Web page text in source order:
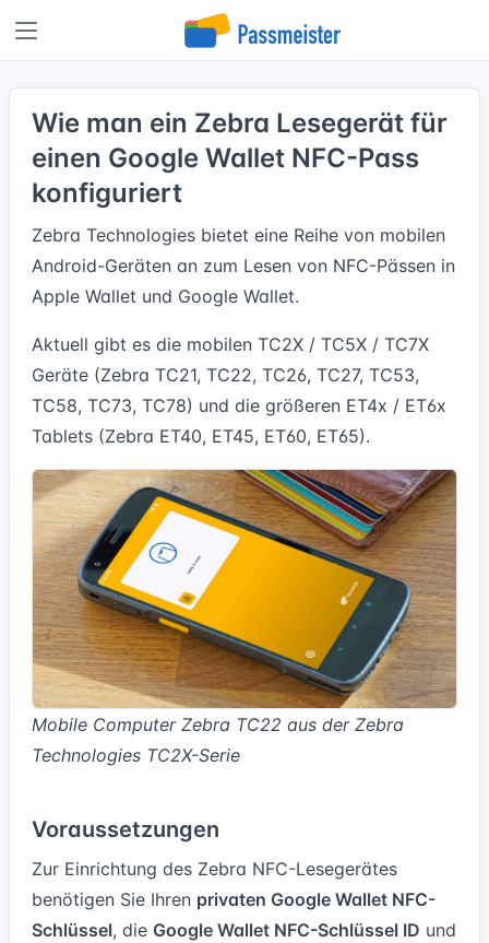
Wie man ein Zebra Lesegerät für
einen Google Wallet NFC-Pass
konfiguriert
Zebra Technologies bietet eine Reihe von mobilen
Android-Geräten an zum Lesen von NFC-Pässen in
Apple Wallet und Google Wallet.
Aktuell gibt es die mobilen TC2X / TC5X / TC7X
Geräte (Zebra TC21, TC22, TC26, TC27, TC53,
TC58, TC73, TC78) und die größeren ET4x / ET6x
Tablets (Zebra ET40, ET45, ET60, ET65).
Mobile Computer Zebra TC22 aus der Zebra
Technologies TC2X-Serie
Voraussetzungen
Zur Einrichtung des Zebra NFC-Lesegerätes
benötigen Sie Ihren privaten Google Wallet NFC-
Schlüssel, die Google Wallet NFC-Schlüssel ID und